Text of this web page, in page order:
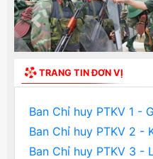
Previous
TRANG TIN ĐƠN VỊ
Ban Chỉ huy PTKV 1 -
Ban Chỉ huy PTKV 2 -
Ban Chỉ huy PTKV 3 -